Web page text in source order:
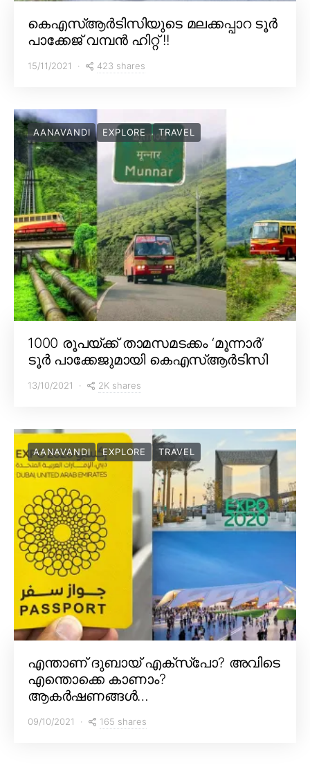
കെഎസ്ആർടിസിയുടെ മലക്കപ്പാറ ടൂർ
പാക്കേജ് വമ്പൻ ഹിറ്റ് !!
15/11/2021 423 shares
AANAVANDI EXPLORE TRAVEL
1000 രൂപയ്ക്ക് താമസമടക്കം ‘മൂന്നാർ’
ടൂർ പാക്കേജുമായി കെഎസ്ആർടിസി
13/10/2021 2K shares
AANAVANDI EXPLORE TRAVEL
എന്താണ് ദുബായ് എക്സ്പോ? അവിടെ
എന്തൊക്കെ കാണാം?
ആകർഷണങ്ങൾ…
09/10/2021 165 shares